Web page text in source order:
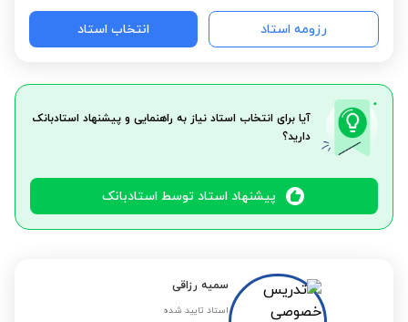
رزومه استاد انتخاب استاد
آیا برای انتخاب استاد نیاز به راهنمایی و پیشنهاد استادبانک
دارید؟
پیشنهاد استاد توسط استادبانک
سمیه رزاقی
استاد تایید شده